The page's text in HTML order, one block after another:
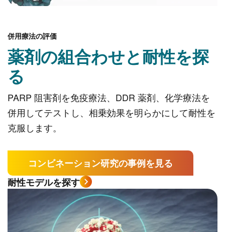
併用療法の評価
薬剤の組合わせと耐性を探
る
PARP 阻害剤を免疫療法、DDR 薬剤、化学療法を
併用してテストし、相乗効果を明らかにして耐性を
克服します。
コンビネーション研究の事例を見る
耐性モデルを探す